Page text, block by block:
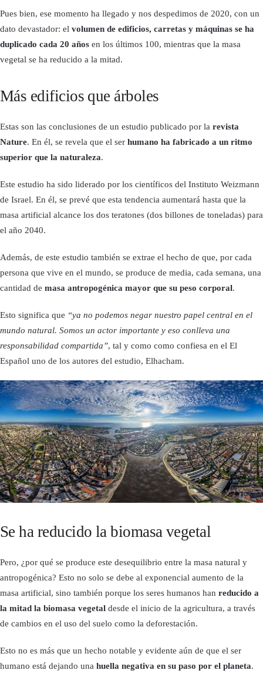
Pues bien, ese momento ha llegado y nos despedimos de 2020, con un
dato devastador: el volumen de edificios, carretas y máquinas se ha
duplicado cada 20 años en los últimos 100, mientras que la masa
vegetal se ha reducido a la mitad.
Más edificios que árboles
Estas son las conclusiones de un estudio publicado por la revista
Nature. En él, se revela que el ser humano ha fabricado a un ritmo
superior que la naturaleza.
Este estudio ha sido liderado por los científicos del Instituto Weizmann
de Israel. En él, se prevé que esta tendencia aumentará hasta que la
masa artificial alcance los dos teratones (dos billones de toneladas) para
el año 2040.
Además, de este estudio también se extrae el hecho de que, por cada
persona que vive en el mundo, se produce de media, cada semana, una
cantidad de masa antropogénica mayor que su peso corporal.
Esto significa que “ya no podemos negar nuestro papel central en el
mundo natural. Somos un actor importante y eso conlleva una
responsabilidad compartida”, tal y como como confiesa en el El
Español uno de los autores del estudio, Elhacham.
Se ha reducido la biomasa vegetal
Pero, ¿por qué se produce este desequilibrio entre la masa natural y
antropogénica? Esto no solo se debe al exponencial aumento de la
masa artificial, sino también porque los seres humanos han reducido a
la mitad la biomasa vegetal desde el inicio de la agricultura, a través
de cambios en el uso del suelo como la deforestación.
Esto no es más que un hecho notable y evidente aún de que el ser
humano está dejando una huella negativa en su paso por el planeta.